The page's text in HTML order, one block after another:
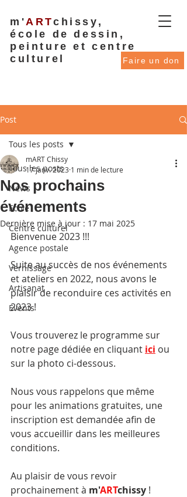
m'ARTchissy,
école de dessin,
peinture et centre
culturel
Faire un don
Post
Tous les posts
News
Ecole
Centre culturel
Agence postale
Vernissage
Artisanat
Events
Tous les posts
Nos prochains
événements
mART Chissy
17 janv. 2023 1 min de lecture
Dernière mise à jour : 17 mai 2025
Bienvenue 2023 !!!
Suite au succès de nos événements
et ateliers en 2022, nous avons le
plaisir de reconduire ces activités en
2023 !
Vous trouverez le programme sur
notre page dédiée en cliquant ici ou
sur la photo ci-dessous.
Nous vous rappelons que même
pour les animations gratuites, une
inscription est demandée afin de
vous accueillir dans les meilleures
conditions.
Au plaisir de vous revoir
prochainement à m'ARTchissy !